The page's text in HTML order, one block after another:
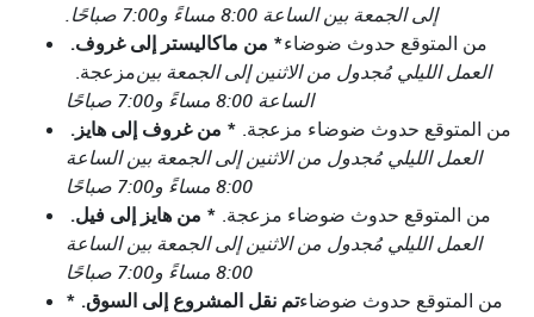
إلى الجمعة بين الساعة 8:00 مساءً و7:00 صباحًا.
من ماكاليستر إلى غروف. *من المتوقع حدوث ضوضاء
مزعجة.العمل الليلي مُجدول من الاثنين إلى الجمعة بين
الساعة 8:00 مساءً و7:00 صباحًا
من غروف إلى هايز. * من المتوقع حدوث ضوضاء مزعجة.
العمل الليلي مُجدول من الاثنين إلى الجمعة بين الساعة
8:00 مساءً و7:00 صباحًا
من هايز إلى فيل. * من المتوقع حدوث ضوضاء مزعجة.
العمل الليلي مُجدول من الاثنين إلى الجمعة بين الساعة
8:00 مساءً و7:00 صباحًا
تم نقل المشروع إلى السوق. *من المتوقع حدوث ضوضاء